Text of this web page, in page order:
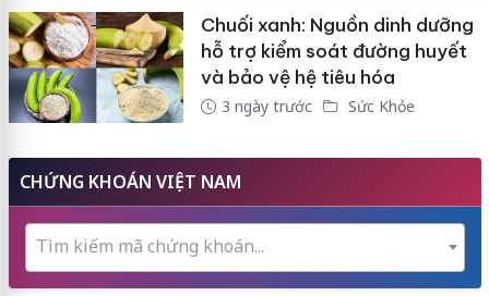
Chuối xanh: Nguồn dinh dưỡng
hỗ trợ kiểm soát đường huyết
và bảo vệ hệ tiêu hóa
3 ngày trước Sức Khỏe
CHỨNG KHOÁN VIỆT NAM
Tìm kiếm mã chứng khoán...